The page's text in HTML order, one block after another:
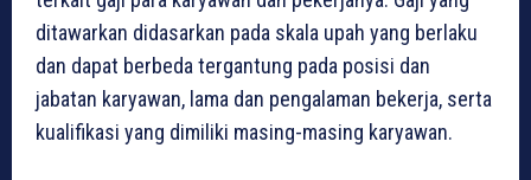
ditawarkan didasarkan pada skala upah yang berlaku
dan dapat berbeda tergantung pada posisi dan
jabatan karyawan, lama dan pengalaman bekerja, serta
kualifikasi yang dimiliki masing-masing karyawan.